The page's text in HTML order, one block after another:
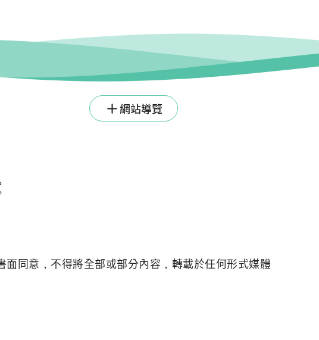
網站導覽
同意，不得將全部或部分內容，轉載於任何形式媒體